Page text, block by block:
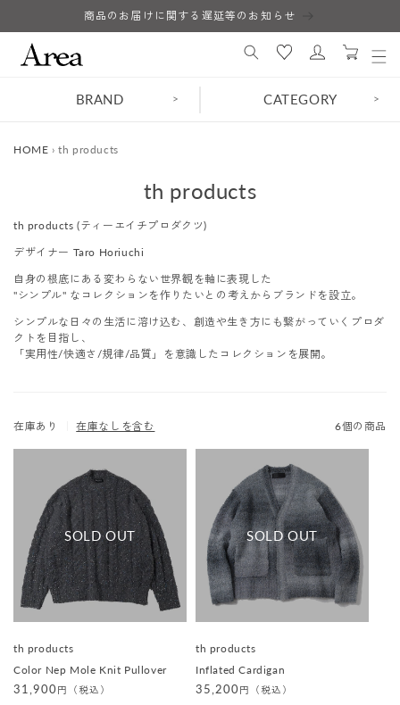
進む
商品のお届けに関する遅延等のお知らせ
ロ
イ
カ
ー
BRAND > CATEGORY >
HOME › th products
コ
レ
ク
シ
ョ
ン
:
th products
th products (ティーエイチプロダクツ)
デザイナー Taro Horiuchi
自身の根底にある変わらない世界観を軸に表現した
"シンプル" なコレクションを作りたいとの考えからブランドを設立。
シンプルな日々の生活に溶け込む、創造や生き方にも繋がっていくプロダ
クトを目指し、
「実用性/快適さ/規律/品質」を意識したコレクションを展開。
在庫あり 在庫なしを含む 6個の商品
販
元
:
th products
Color Nep Mole Knit Pullover
通
31,900円（税込）
販
元
:
th products
Inflated Cardigan
通
35,200円（税込）